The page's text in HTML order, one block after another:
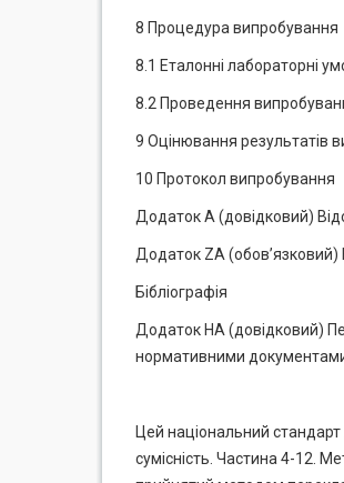
8 Процедура випробування
8.1 Еталонні лабораторні
8.2 Проведення
9 Оцінювання результатів
10 Протокол випробування
Додаток А (довідковий)
Додаток ZA (обов’язковий)
Бібліографія
Додаток НА (довідковий)
нормативними
Цей національний
сумісність. Частина 4-12.